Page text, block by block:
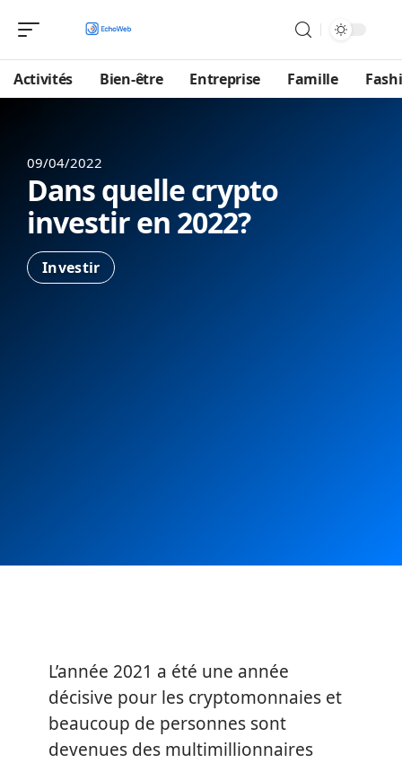
Activités Bien-être Entreprise Famille
09/04/2022
Dans quelle crypto
investir en 2022?
Investir
L’année 2021 a été une année
décisive pour les cryptomonnaies et
beaucoup de personnes sont
devenues des multimillionnaires